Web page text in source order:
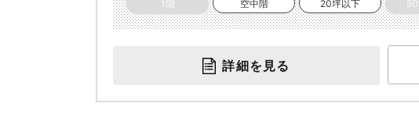
1階 空中階 20坪以下 50
詳細を見る